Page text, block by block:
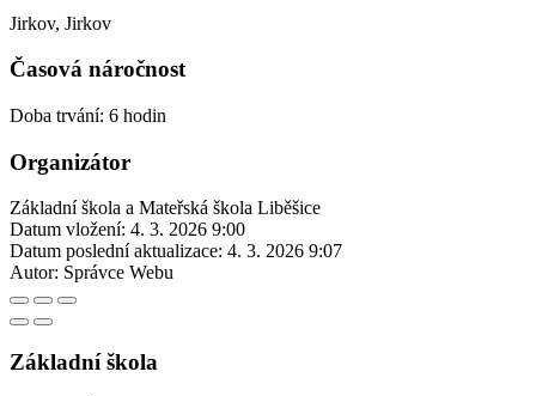
Jirkov, Jirkov
Časová náročnost
Doba trvání: 6 hodin
Organizátor
Základní škola a Mateřská škola Liběšice
Datum vložení: 4. 3. 2026 9:00
Datum poslední aktualizace: 4. 3. 2026 9:07
Autor: Správce Webu
Základní škola